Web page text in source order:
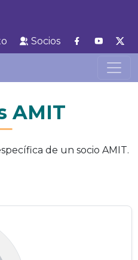
Socios
AMIT
de un socio AMIT.